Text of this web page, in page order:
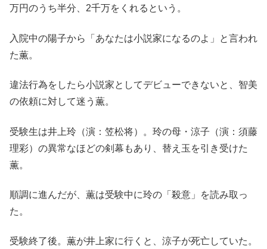
万円のうち半分、2千万をくれるという。
入院中の陽子から「あなたは小説家になるのよ」と言われ
た薫。
違法行為をしたら小説家としてデビューできないと、智美
の依頼に対して迷う薫。
受験生は井上玲（演：笠松将）。玲の母・涼子（演：須藤
理彩）の異常なほどの剣幕もあり、替え玉を引き受けた
薫。
順調に進んだが、薫は受験中に玲の「殺意」を読み取っ
た。
受験終了後。薫が井上家に行くと、涼子が死亡していた。